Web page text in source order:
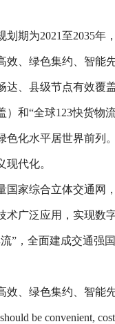
划期为2021至2035年
效、绿色集约、智能
达、县级节点有效覆
）和“全球123快货物
化水平居世界前列
代化。
国家综合立体交通网
广泛应用，实现数
” ，全面建成交通强
、绿色集约、智能
be convenient,